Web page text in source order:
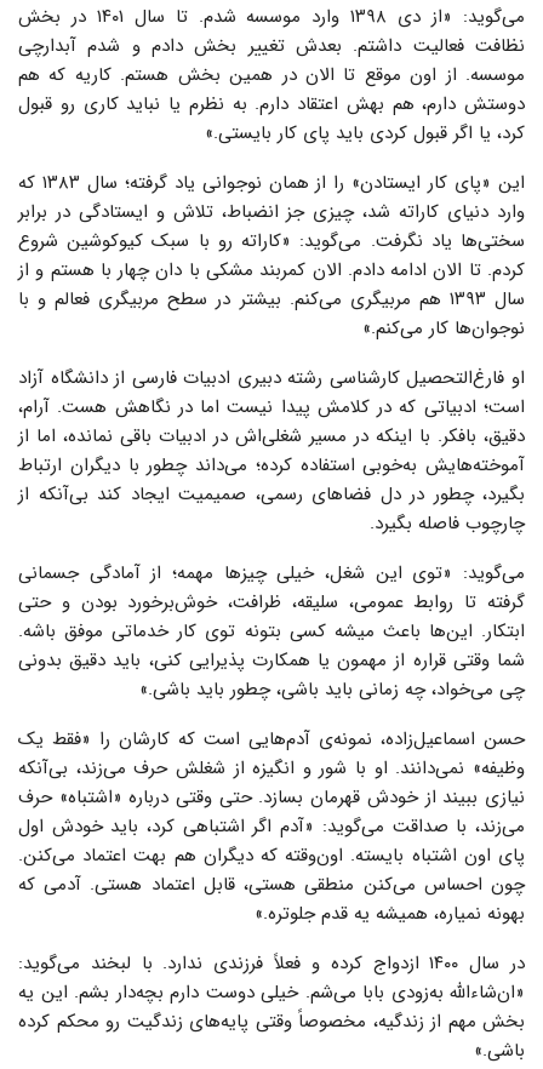
می‌گوید: «از دی ۱۳۹۸ وارد موسسه شدم. تا سال ۱۴۰۱ در بخش
نظافت فعالیت داشتم. بعدش تغییر بخش دادم و شدم آبدارچی
موسسه. از اون موقع تا الان در همین بخش هستم. کاریه که هم
دوستش دارم، هم بهش اعتقاد دارم. به نظرم یا نباید کاری رو قبول
کرد، یا اگر قبول کردی باید پای کار بایستی.»
این «پای کار ایستادن» را از همان نوجوانی یاد گرفته؛ سال ۱۳۸۳ که
وارد دنیای کاراته شد، چیزی جز انضباط، تلاش و ایستادگی در برابر
سختی‌ها یاد نگرفت. می‌گوید: «کاراته رو با سبک کیوکوشین شروع
کردم. تا الان ادامه دادم. الان کمربند مشکی با دان چهار با هستم و از
سال ۱۳۹۳ هم مربیگری می‌کنم. بیشتر در سطح مربیگری فعالم و با
نوجوان‌ها کار می‌کنم.»
او فارغ‌التحصیل کارشناسی رشته دبیری ادبیات فارسی از دانشگاه آزاد
است؛ ادبیاتی که در کلامش پیدا نیست اما در نگاهش هست. آرام،
دقیق، بافکر. با اینکه در مسیر شغلی‌اش در ادبیات باقی نمانده، اما از
آموخته‌هایش به‌خوبی استفاده کرده؛ می‌داند چطور با دیگران ارتباط
بگیرد، چطور در دل فضاهای رسمی، صمیمیت ایجاد کند بی‌آنکه از
چارچوب فاصله بگیرد.
می‌گوید: «توی این شغل، خیلی چیزها مهمه؛ از آمادگی جسمانی
گرفته تا روابط عمومی، سلیقه، ظرافت، خوش‌برخورد بودن و حتی
ابتکار. این‌ها باعث میشه کسی بتونه توی کار خدماتی موفق باشه.
شما وقتی قراره از مهمون یا همکارت پذیرایی کنی، باید دقیق بدونی
چی می‌خواد، چه زمانی باید باشی، چطور باید باشی.»
حسن اسماعیل‌زاده، نمونه‌ی آدم‌هایی است که کارشان را «فقط یک
وظیفه» نمی‌دانند. او با شور و انگیزه از شغلش حرف می‌زند، بی‌آنکه
نیازی ببیند از خودش قهرمان بسازد. حتی وقتی درباره «اشتباه» حرف
می‌زند، با صداقت می‌گوید: «آدم اگر اشتباهی کرد، باید خودش اول
پای اون اشتباه بایسته. اون‌وقته که دیگران هم بهت اعتماد می‌کنن.
چون احساس می‌کنن منطقی هستی، قابل اعتماد هستی. آدمی که
بهونه نمیاره، همیشه یه قدم جلوتره.»
در سال ۱۴۰۰ ازدواج کرده و فعلاً فرزندی ندارد. با لبخند می‌گوید:
«ان‌شاءالله به‌زودی بابا می‌شم. خیلی دوست دارم بچه‌دار بشم. این یه
بخش مهم از زندگیه، مخصوصاً وقتی پایه‌های زندگیت رو محکم کرده
باشی.»